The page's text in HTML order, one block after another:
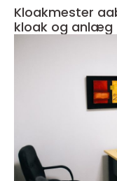
Kloakmester aabenraa
kloak og anlæg